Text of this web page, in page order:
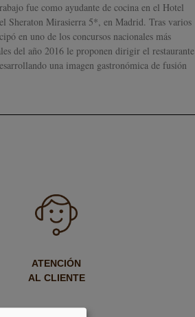
fue como ayudante de cocina en el Hotel
Sheraton Mirasierra 5*, en Madrid. Tras varios
en uno de los concursos nacionales más
del año 2016 le proponen dirigir el restaurante
una imagen gastronómica de fusión
ATENCIÓN
AL CLIENTE